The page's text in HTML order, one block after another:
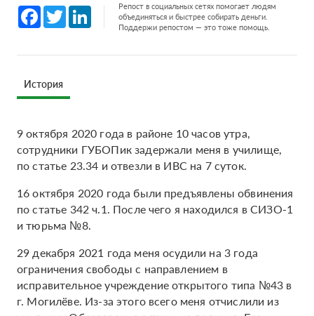
Facebook
Twitter LinkedInРепост в социальных сетях помогает людям
объединяться и быстрее собирать деньги.
Поддержи репостом — это тоже помощь.
История
9 октября 2020 года в районе 10 часов утра,
сотрудники ГУБОПик задержали меня в училище,
по статье 23.34 и отвезли в ИВС на 7 суток.
16 октября 2020 года были предъявлены обвинения
по статье 342 ч.1. После чего я находился в СИЗО-1
и тюрьма №8.
29 декабря 2021 года меня осудили на 3 года
ограничения свободы с направлением в
исправительное учреждение открытого типа №43 в
г. Могилёве. Из-за этого всего меня отчислили из